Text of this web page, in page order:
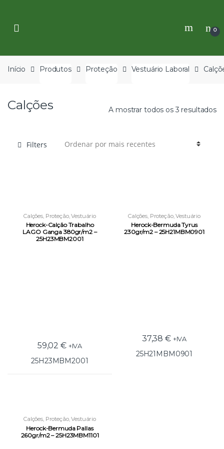
navigation
content
0
Início Produtos Proteção Vestuário Laboral
Calções A mostrar todos os 3 resultados
Filters
Calções, Proteção,Vestuário
Laboral
Herock-Calção Trabalho
LAGO Ganga 380gr/m2 –
25H23MBM2001
59,02 € +IVA
25H23MBM2001
Calções, Proteção,Vestuário
Laboral
Herock-Bermuda Tyrus
230gr/m2 – 25H21MBM0901
37,38 € +IVA
25H21MBM0901
Calções, Proteção,Vestuário
Laboral
Herock-Bermuda Pallas
260gr/m2 – 25H23MBM1101